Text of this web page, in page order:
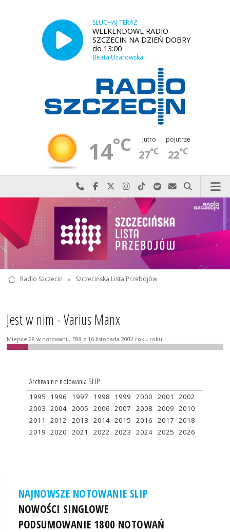
SŁUCHAJ TERAZ
WEEKENDOWE RADIO
SZCZECIN NA DZIEŃ DOBRY
do 13:00
Beata Użarowska
14°C jutro
27°C
pojutrze
22°C
Najlepiej po prostu do nas zadzwoń
Odwiedź nas na Facebook-u
Odwiedź nas na X
Odwiedź nas na Instagram-ie
Odwiedź nas na TikTok-u
Szukaj nas na Spotify
Wyślij do nas
Szukaj
Radio Szczecin » Szczecińska Lista Przebojów
Jest w nim - Varius Manx
Miejsce 28 w notowaniu 598 z 16 listopada 2002 roku roku
Archiwalne notowania SLIP
1995 1996 1997 1998 1999 2000 2001
2002
2003 2004 2005 2006 2007 2008 2009 2010
2011
2012 2013 2014 2015 2016 2017 2018
2019 2020 2021 2022 2023 2024 2025 2026
NAJNOWSZE NOTOWANIE SLIP
NOWOŚCI SINGLOWE
PODSUMOWANIE 1800 NOTOWAŃ